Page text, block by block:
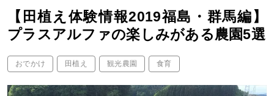
【田植え体験情報2019福島・群馬編】
プラスアルファの楽しみがある農園5選
おでかけ 田植え 観光農園 食育